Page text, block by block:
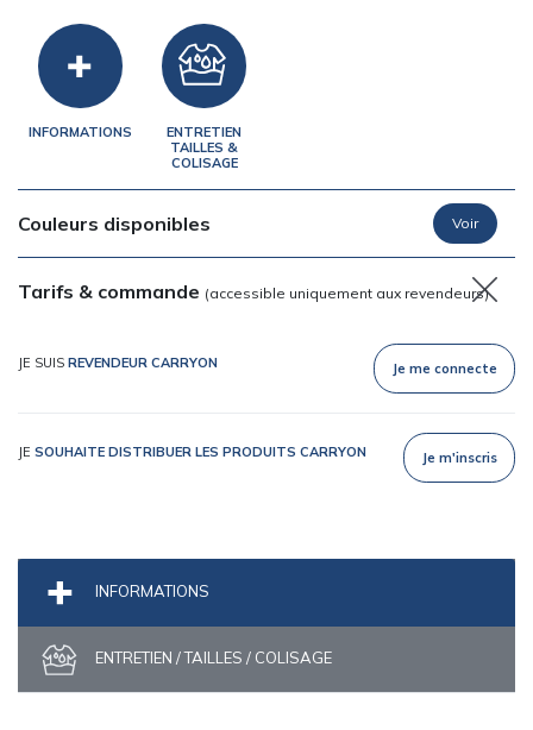
INFORMATIONS
ENTRETIEN
TAILLES &
COLISAGE
Couleurs disponibles
Tarifs & commande (accessible uniquement aux revendeurs)
JE SUIS REVENDEUR CARRYON Je me connecte
JE SOUHAITE DISTRIBUER LES PRODUITS CARRYON Je m'inscris
INFORMATIONS
ENTRETIEN / TAILLES / COLISAGE